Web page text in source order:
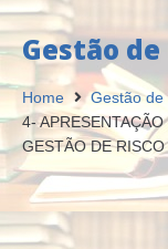
Gestão
Home
Gestão de
4-
GESTÃO DE RISCO